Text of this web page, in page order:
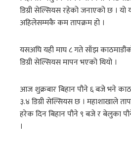
डिग्री सेल्सियस रहेको जनाएको छ । यो
अहिलेसम्मकै कम तापक्रम हो ।
यसअघि यही माघ ८ गते साँझ
डिग्री सेल्सियस मापन भएको थियो ।
आज शुक्रबार बिहान पौने ६ बजे भने
३.४ डिग्री सेल्सियस छ । महाशाखाले
हरेक दिन बिहान पौने ९ बजे र बेलुका
।